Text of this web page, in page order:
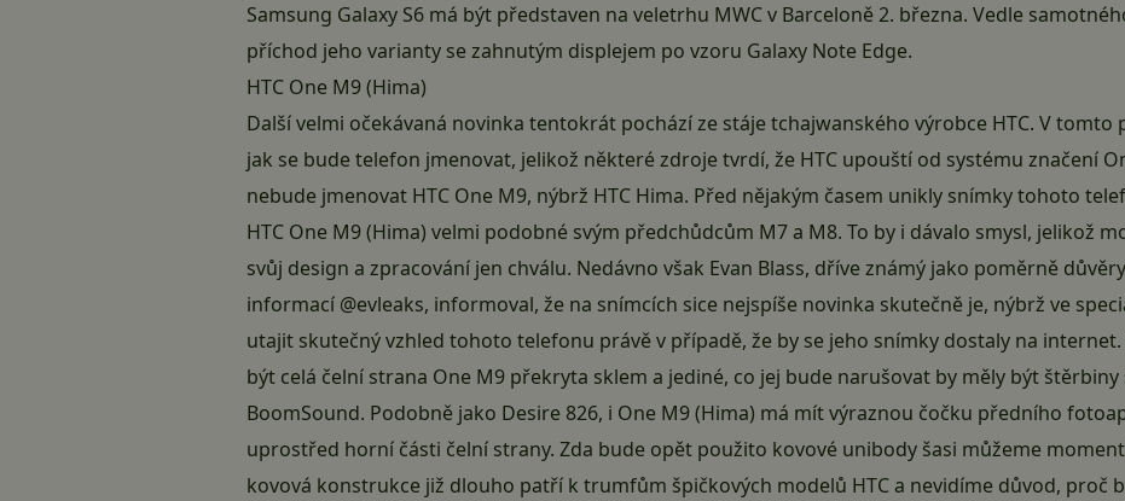
Samsung Galaxy S6 má být představen na veletrhu MWC v Barceloně 2. března. Vedle
příchod jeho varianty se zahnutým displejem po vzoru Galaxy Note Edge.
HTC One M9 (Hima)
Další velmi očekávaná novinka tentokrát pochází ze stáje tchajwanského výrobce HTC. V tomto
jak se bude telefon jmenovat, jelikož některé zdroje tvrdí, že HTC upouští od systému značení
nebude jmenovat HTC One M9, nýbrž HTC Hima. Před nějakým časem unikly snímky tohoto
HTC One M9 (Hima) velmi podobné svým předchůdcům M7 a M8. To by i dávalo smysl, jelikož
svůj design a zpracování jen chválu. Nedávno však Evan Blass, dříve známý jako poměrně
informací @evleaks, informoval, že na snímcích sice nejspíše novinka skutečně je, nýbrž ve
utajit skutečný vzhled tohoto telefonu právě v případě, že by se jeho snímky dostaly na
být celá čelní strana One M9 překryta sklem a jediné, co jej bude narušovat by měly být
BoomSound. Podobně jako Desire 826, i One M9 (Hima) má mít výraznou čočku předního
uprostřed horní části čelní strany. Zda bude opět použito kovové unibody šasi můžeme
kovová konstrukce již dlouho patří k trumfům špičkových modelů HTC a nevidíme důvod, proč